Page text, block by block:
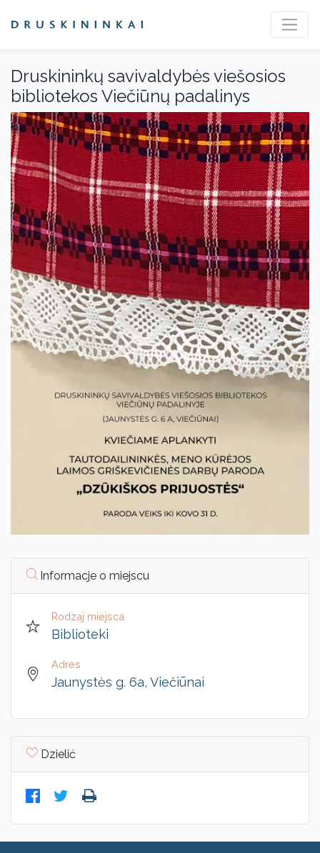
Druskininkų savivaldybės viešosios
bibliotekos Viečiūnų padalinys
Informacje o miejscu
Rodzaj miejsca
Biblioteki
Adres
Jaunystės g. 6a, Viečiūnai
Dzielić